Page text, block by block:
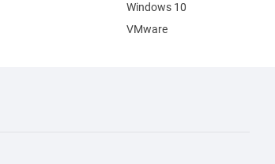
Windows 10
VMware